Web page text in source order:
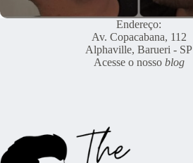
Endereço:
Av. Copacabana, 112
Alphaville, Barueri - SP
Acesse o nosso blog